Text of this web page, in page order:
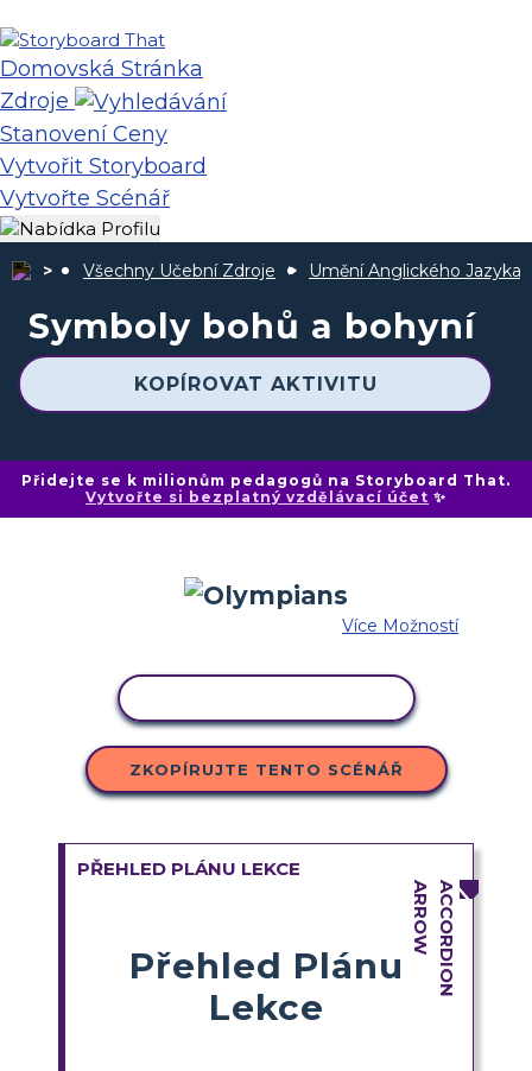
Domovská Stránka
Zdroje
Stanovení Ceny
Vytvořit Storyboard
Vytvořte Scénář
Všechny Učební Zdroje Umění Anglického Jazyka
Symboly bohů a bohyní
KOPÍROVAT AKTIVITU
Přidejte se k milionům pedagogů na Storyboard That.
Vytvořte si bezplatný vzdělávací účet ✨
Více Možností
ZKOPÍRUJTE TENTO SCÉNÁŘ
PŘEHLED PLÁNU LEKCE
Přehled Plánu
Lekce